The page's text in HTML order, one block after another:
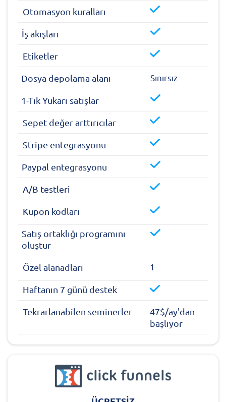
Otomasyon kuralları
İş akışları
Etiketler
Dosya depolama alanı Sınırsız
1-Tık Yukarı satışlar
Sepet değer arttırıcılar
Stripe entegrasyonu
Paypal entegrasyonu
A/B testleri
Kupon kodları
Satış ortaklığı programını
oluştur
Özel alanadları 1
Haftanın 7 günü destek
Tekrarlanabilen seminerler
47$/ay'dan
başlıyor